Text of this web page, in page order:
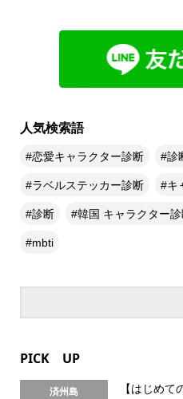
人気検索語
恋愛キャラクター診断 診
ラベルステッカー診断 キ
診断 韓国 キャラクター
mbti
PICK UP
済州島
【はじめ